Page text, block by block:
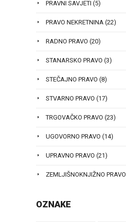
PRAVNI SAVJETI (5)
PRAVO NEKRETNINA (22)
RADNO PRAVO (20)
STANARSKO PRAVO (3)
STEČAJNO PRAVO (8)
STVARNO PRAVO (17)
TRGOVAČKO PRAVO (23)
UGOVORNO PRAVO (14)
UPRAVNO PRAVO (21)
ZEMLJIŠNOKNJIŽNO PRAVO
OZNAKE